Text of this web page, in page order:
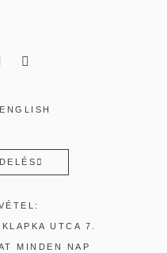
ENGLISH
UTCA 7.
MINDEN NAP